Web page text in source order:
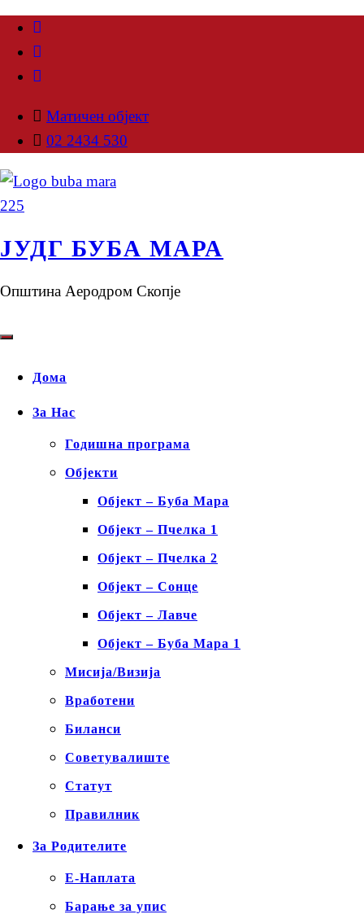
Матичен објект
02 2434 530
ЈУДГ БУБА МАРА
Општина Аеродром Скопје
Дома
За Нас
Годишна програма
Објекти
Објект – Буба Мара
Објект – Пчелка 1
Објект – Пчелка 2
Објект – Сонце
Објект – Лавче
Објект – Буба Мара 1
Мисија/Визија
Вработени
Биланси
Советувалиште
Статут
Правилник
За Родителите
Е-Наплата
Барање за упис